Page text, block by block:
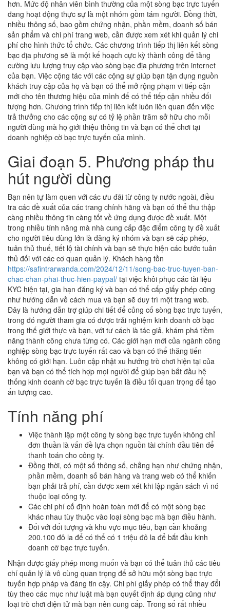
hơn. Mức độ nhân viên bình thường của một sòng bạc trực tuyến
đang hoạt động thực sự là một nhóm gồm tám người. Đồng thời,
nhiều thông số, bao gồm chứng nhận, phần mềm, doanh số bán
sản phẩm và chi phí trang web, cần được xem xét khi quản lý chi
phí cho hình thức tổ chức. Các chương trình tiếp thị liên kết sòng
bạc địa phương sẽ là một kế hoạch cực kỳ thành công để tăng
cường lưu lượng truy cập vào sòng bạc địa phương trên internet
của bạn. Việc cộng tác với các cộng sự giúp bạn tận dụng nguồn
khách truy cập của họ và bạn có thể mở rộng phạm vi tiếp cận
mới cho tên thương hiệu của mình để có thể tiếp cận nhiều đối
tượng hơn. Chương trình tiếp thị liên kết luôn liên quan đến việc
trả thưởng cho các cộng sự có tỷ lệ phần trăm sở hữu cho mỗi
người dùng mà họ giới thiệu thông tin và bạn có thể chơi tại
doanh nghiệp cờ bạc trực tuyến của mình.
Giai đoạn 5. Phương pháp thu
hút người dùng
Bạn nên tự làm quen với các ưu đãi từ công ty nước ngoài, điều
tra các đề xuất của các trang chính hãng và bạn có thể thu thập
càng nhiều thông tin càng tốt về ứng dụng được đề xuất. Một
trong nhiều tính năng mà nhà cung cấp đặc điểm công ty đề xuất
cho người tiêu dùng lớn là đăng ký nhóm và bạn sẽ cấp phép,
tuân thủ thuế, tiết lộ tài chính và bạn sẽ thực hiện các bước tuân
thủ đối với các cơ quan quản lý. Khách hàng tồn
https://safintrarwanda.com/2024/12/11/song-bac-truc-tuyen-ban-
chac-chan-phai-thuc-hien-paypal/ tại việc khôi phục các tài liệu
KYC hiện tại, gia hạn đăng ký và bạn có thể cấp giấy phép cũng
như hướng dẫn về cách mua và bạn sẽ duy trì một trang web.
Đây là hướng dẫn trợ giúp chi tiết để củng cố sòng bạc trực tuyến,
trong đó người tham gia có được trải nghiệm kinh doanh cờ bạc
trong thế giới thực và bạn, với tư cách là tác giả, khám phá tiềm
năng thành công chưa từng có. Các giới hạn mới của ngành công
nghiệp sòng bạc trực tuyến rất cao và bạn có thể thăng tiến
không có giới hạn. Luôn cập nhật xu hướng trò chơi hiện tại của
bạn và bạn có thể tích hợp mọi người để giúp bạn bắt đầu hệ
thống kinh doanh cờ bạc trực tuyến là điều tối quan trọng để tạo
ấn tượng cao.
Tính năng phí
Việc thành lập một công ty sòng bạc trực tuyến không chỉ
đơn thuần là vấn đề lựa chọn nguồn tài chính đầu tiên để
thanh toán cho công ty.
Đồng thời, có một số thông số, chẳng hạn như chứng nhận,
phần mềm, doanh số bán hàng và trang web có thể khiến
bạn phải trả phí, cần được xem xét khi lập ngân sách vì nó
thuộc loại công ty.
Các chi phí cố định hoàn toàn mới để có một sòng bạc
khác nhau tùy thuộc vào loại sòng bạc mà bạn điều hành.
Đối với đối tượng và khu vực mục tiêu, bạn cần khoảng
200.100 đô la để có thể có 1 triệu đô la để bắt đầu kinh
doanh cờ bạc trực tuyến.
Nhận được giấy phép mong muốn và bạn có thể tuân thủ các tiêu
chí quản lý là vô cùng quan trọng để sở hữu một sòng bạc trực
tuyến hợp pháp và đáng tin cậy. Chi phí giấy phép có thể thay đổi
tùy theo các mục như luật mà bạn quyết định áp dụng cũng như
loại trò chơi điện tử mà bạn nên cung cấp. Trong số rất nhiều